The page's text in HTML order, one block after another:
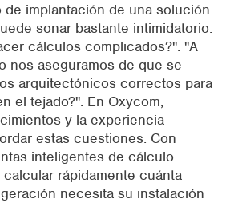
implantación de una solución
sonar bastante intimidatorio.
cálculos complicados?". "A
nos aseguramos de que se
arquitectónicos correctos para
el tejado?". En Oxycom,
y la experiencia
estas cuestiones. Con
inteligentes de cálculo
rápidamente cuánta
necesita su instalación